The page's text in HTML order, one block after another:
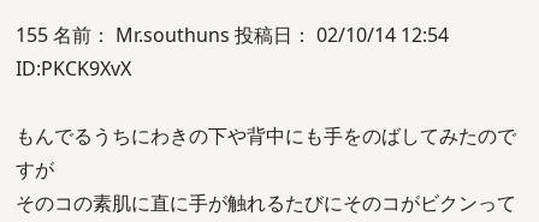
155 名前： Mr.southuns 投稿日： 02/10/14 12:54
ID:PKCK9XvX
もんでるうちにわきの下や背中にも手をのばしてみたので
すが
そのコの素肌に直に手が触れるたびにそのコがビクンって